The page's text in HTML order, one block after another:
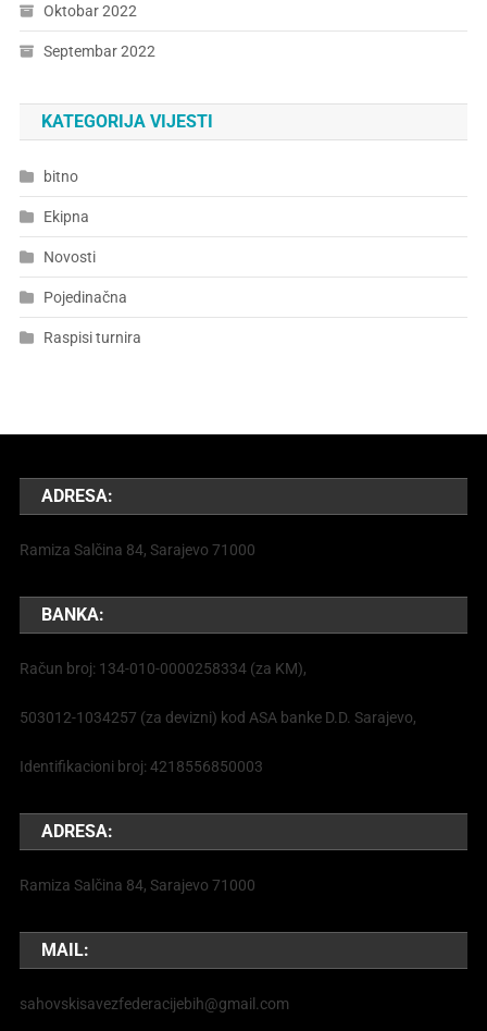
Oktobar 2022
Septembar 2022
KATEGORIJA VIJESTI
bitno
Ekipna
Novosti
Pojedinačna
Raspisi turnira
ADRESA:
Ramiza Salčina 84, Sarajevo 71000
BANKA:
Račun broj: 134-010-0000258334 (za KM),
503012-1034257 (za devizni) kod ASA banke D.D. Sarajevo,
Identifikacioni broj: 4218556850003
ADRESA:
Ramiza Salčina 84, Sarajevo 71000
MAIL:
sahovskisavezfederacijebih@gmail.com